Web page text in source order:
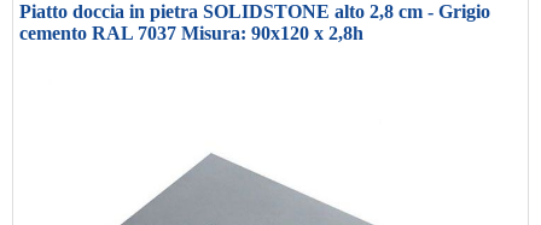
Piatto doccia in pietra SOLIDSTONE alto 2,8 cm - Grigio
cemento RAL 7037 Misura: 90x120 x 2,8h